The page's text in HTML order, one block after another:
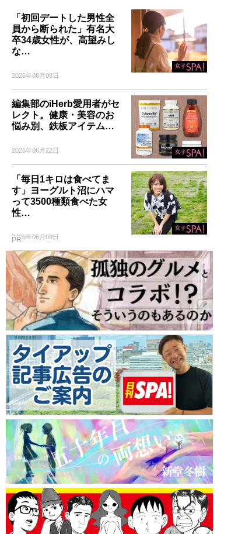
「初回デートした男性全
員から断られた」有名大
卒34歳女性が、高望みし
な…
2026年08月08日
編集部のiHerb愛用者がセ
レクト。健康・美容のお
悩み別、鉄板アイテム…
2026年06月22日
「毎日1キロは食べてま
す」ヨーグルト沼にハマ
って3500種類食べた女
性…
2026年06月09日
PR